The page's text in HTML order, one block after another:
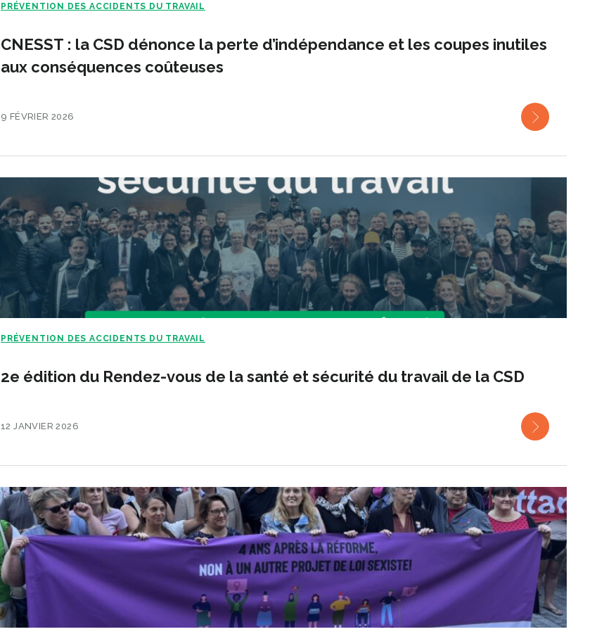
PRÉVENTION DES ACCIDENTS DU TRAVAIL
CNESST : la CSD dénonce la perte d’indépendance et les coupes inutiles
aux conséquences coûteuses
9 FÉVRIER 2026
PRÉVENTION DES ACCIDENTS DU TRAVAIL
2e édition du Rendez-vous de la santé et sécurité du travail de la CSD
12 JANVIER 2026